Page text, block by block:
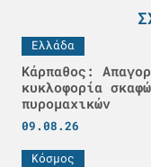
Ελλάδα
Κάρπαθος:
κυκλοφορία
πυρομαχικών
09.08.26
Κόσμος